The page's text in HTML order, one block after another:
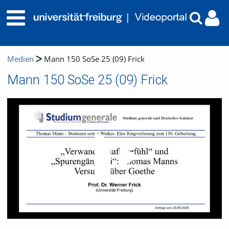
Medien Mann 150 SoSe 25 (09) Frick
Mann 150 SoSe 25 (09) Frick